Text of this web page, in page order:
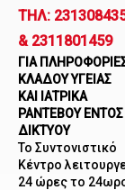
ΤΗΛ:
& 2311801459
ΓΙΑ
ΚΛΑΔΟΥ ΥΓΕΙΑΣ
ΚΑΙ ΙΑΤΡΙΚΑ
ΡΑΝΤΕΒΟΥ ΕΝΤΟΣ
ΔΙΚΤΥΟΥ
Το Συντονιστικό
Κέντρο
24 ώρες το